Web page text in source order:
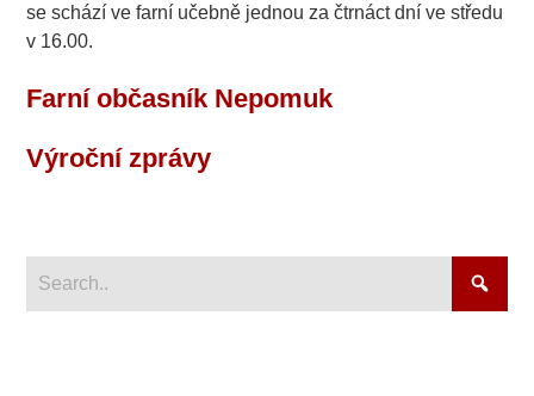
se schází ve farní učebně jednou za čtrnáct dní ve středu
v 16.00.
Farní občasník Nepomuk
Výroční zprávy